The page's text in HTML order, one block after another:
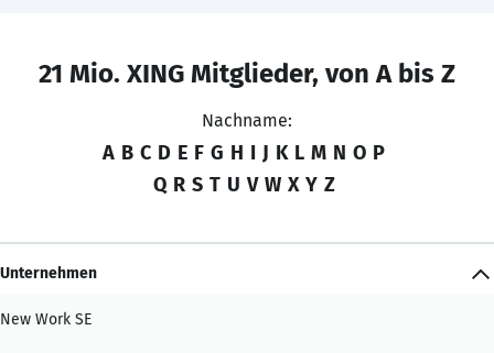
21 Mio. XING Mitglieder, von A bis Z
Nachname:
A B C D E F G H I J K L M N O P
Q R S T U V W X Y Z
Unternehmen
New Work SE